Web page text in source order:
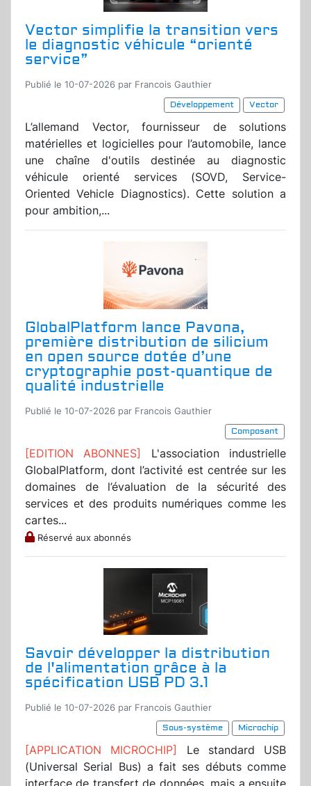
Vector simplifie la transition vers
le diagnostic véhicule “orienté
service”
Publié le 10-07-2026 par Francois Gauthier
Développement
Vector
L’allemand Vector, fournisseur de solutions
matérielles et logicielles pour l’automobile, lance
une chaîne d'outils destinée au diagnostic
véhicule orienté services (SOVD, Service-
Oriented Vehicle Diagnostics). Cette solution a
pour ambition,...
GlobalPlatform lance Pavona,
première distribution de silicium
en open source dotée d’une
cryptographie post-quantique de
qualité industrielle
Publié le 10-07-2026 par Francois Gauthier
Composant
[EDITION ABONNES]
L'association industrielle
GlobalPlatform, dont l’activité est centrée sur les
domaines de l’évaluation de la sécurité des
services et des produits numériques comme les
cartes...
Réservé aux abonnés
Savoir développer la distribution
de l'alimentation grâce à la
spécification USB PD 3.1
Publié le 10-07-2026 par Francois Gauthier
Sous-système
Microchip
[APPLICATION MICROCHIP] Le standard USB
(Universal Serial Bus) a fait ses débuts comme